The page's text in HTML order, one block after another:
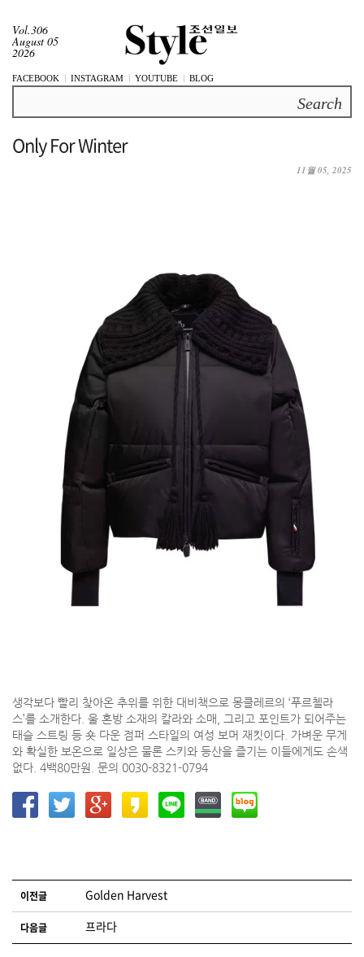
Vol.306
August 05
2026
FACEBOOK INSTAGRAM YOUTUBE BLOG
Only For Winter
11월 05, 2025
생각보다 빨리 찾아온 추위를 위한 대비책으로 몽클레르의 ‘푸르첼라
스’를 소개한다. 울 혼방 소재의 칼라와 소매, 그리고 포인트가 되어주는
태슬 스트링 등 숏 다운 점퍼 스타일의 여성 보머 재킷이다. 가벼운 무게
와 확실한 보온으로 일상은 물론 스키와 등산을 즐기는 이들에게도 손색
없다. 4백80만원. 문의 0030-8321-0794
글 네비게이션
이전글 Golden Harvest
다음글 프라다